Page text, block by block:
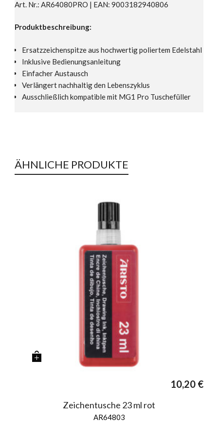
Art. Nr.: AR64080PRO | EAN: 9003182940806
Produktbeschreibung:
Ersatzzeichenspitze aus hochwertig poliertem Edelstahl
Inklusive Bedienungsanleitung
Einfacher Austausch
Verlängert nachhaltig den Lebenszyklus
Ausschließlich kompatible mit MG1 Pro Tuschefüller
ÄHNLICHE PRODUKTE
10,20 €
Zeichentusche 23 ml rot
AR64803